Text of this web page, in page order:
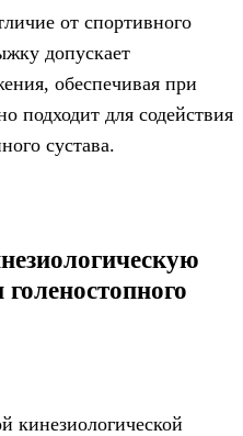
от спортивного
допускает
обеспечивая при
подходит для содействия
сустава.
кинезиологической